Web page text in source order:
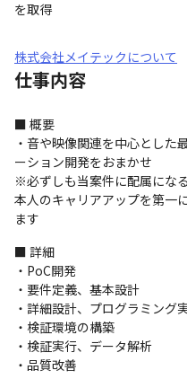
を取得
株式会社メイテックについて
仕事内容
■ 概要
・音や映像関連を中心とし
ーション開発をおまかせ
※必ずしも当案件に配属にな
本人のキャリアアップを第一
ます
■ 詳細
・PoC開発
・要件定義、基本設計
・詳細設計、プログラミング
・検証環境の構築
・検証実行、データ解析
・品質改善